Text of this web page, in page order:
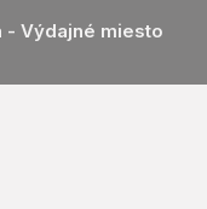
- Výdajné miesto